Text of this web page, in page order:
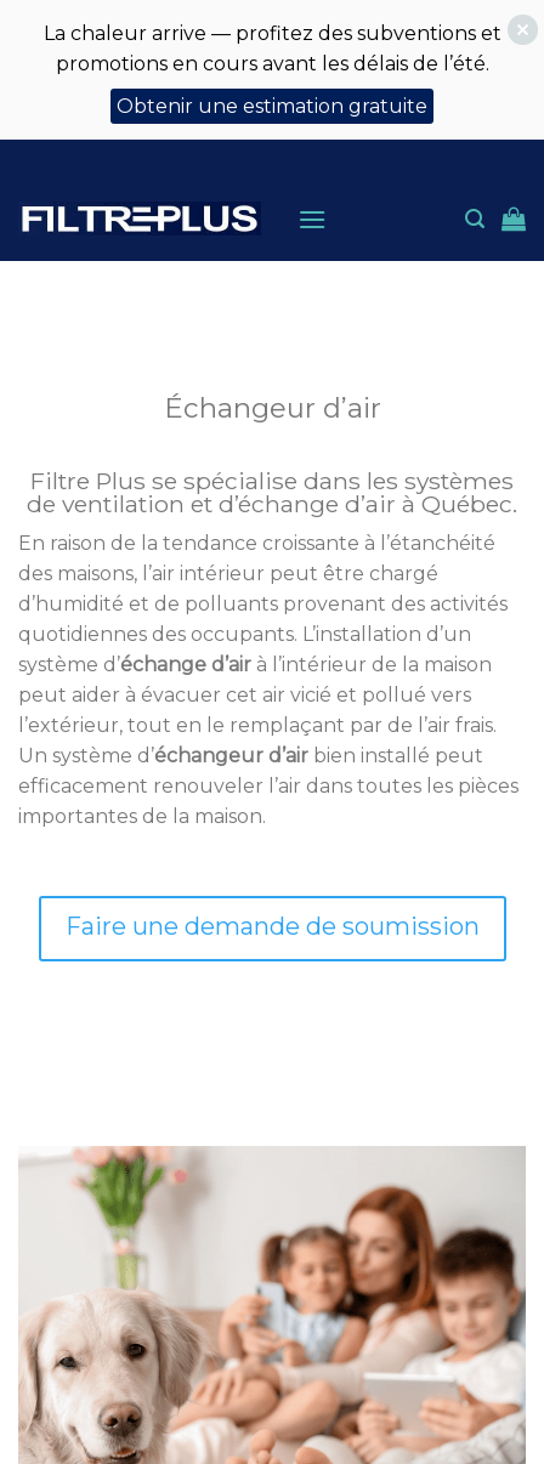
content
Échangeur d’air
Filtre Plus se spécialise dans les systèmes
de ventilation et d’échange d’air à Québec.
En raison de la tendance croissante à l’étanchéité
des maisons, l’air intérieur peut être chargé
d’humidité et de polluants provenant des activités
quotidiennes des occupants. L’installation d’un
système d’échange d’air à l’intérieur de la maison
peut aider à évacuer cet air vicié et pollué vers
l’extérieur, tout en le remplaçant par de l’air frais.
Un système d’échangeur d’air bien installé peut
efficacement renouveler l’air dans toutes les pièces
importantes de la maison.
Faire une demande de soumission
La chaleur arrive — profitez des subventions et
promotions en cours avant les délais de l’été.
Obtenir une estimation gratuite